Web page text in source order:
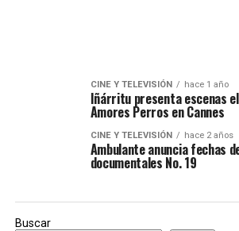
CINE Y TELEVISIÓN hace 1 año
Iñárritu presenta escenas
Amores Perros en Cannes
CINE Y TELEVISIÓN hace 2 años
Ambulante anuncia fechas
documentales No. 19
Buscar